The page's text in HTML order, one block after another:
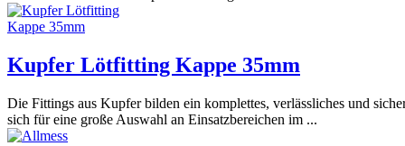
Kupfer Lötfitting Kappe 35mm
Die Fittings aus Kupfer bilden ein komplettes, verlässliches und
sich für eine große Auswahl an Einsatzbereichen im ...